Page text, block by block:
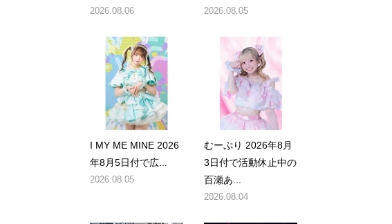
2026.08.06 2026.08.05
I MY ME MINE 2026
年8月5日付で広...
2026.08.05
むーぷり 2026年8月
3日付で活動休止中の
百瀬あ...
2026.08.04